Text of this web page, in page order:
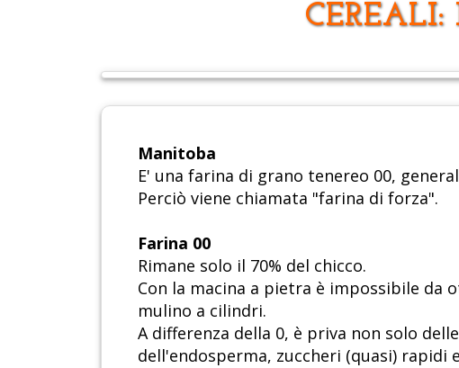
Manitoba
E' una farina di grano tenereo 00,
Perciò viene chiamata "farina di forza".
Farina 00
Rimane solo il 70% del chicco.
Con la macina a pietra è impossibile da
mulino a cilindri.
A differenza della 0, è priva non solo
dell'endosperma, zuccheri (quasi)